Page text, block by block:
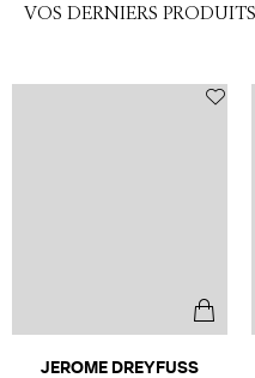
VOS DERNIERS
JEROME DREYFUSS